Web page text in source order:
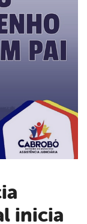
inicia